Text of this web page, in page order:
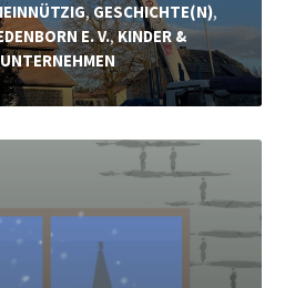
,GESCHICHTE(N),
E. V.,KINDER &
UNTERNEHMEN